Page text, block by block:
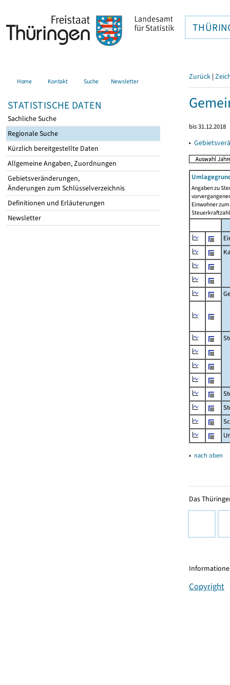
Home Kontakt Suche Newsletter
STATISTISCHE DATEN
Sachliche Suche
Regionale Suche
Kürzlich bereitgestellte Daten
Allgemeine Angaben, Zuordnungen
Gebietsveränderungen,
Änderungen zum Schlüsselverzeichnis
Definitionen und Erläuterungen
Newsletter
Zurück |
bis 31.12.2018
▸
Angaben zu
Einwohner
▴ nach oben
Das
Copyright